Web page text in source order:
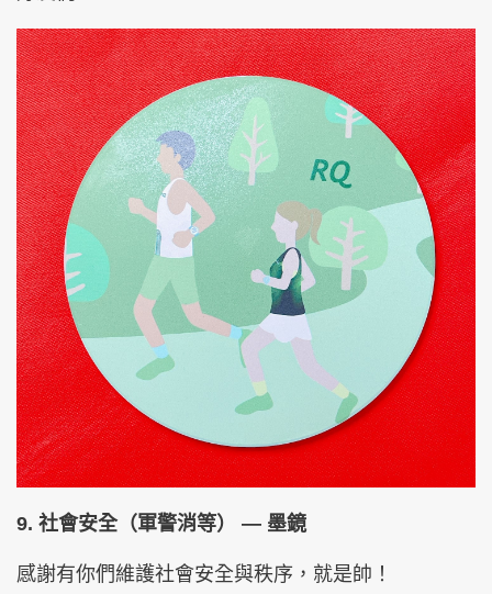
9. 社會安全（軍警消等） — 墨鏡
感謝有你們維護社會安全與秩序，就是帥！